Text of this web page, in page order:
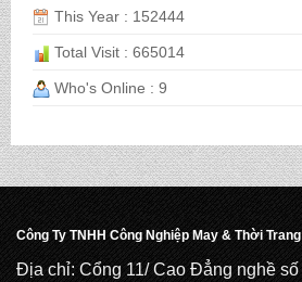
BALO HỌC SINH MS:
CẶP HỌC SINH MS: TN
CẶP HỌC SINH MS:
CẶP HỌC SINH MS:
This Year : 152444
Total Visit : 665014
Who's Online : 9
Công Ty TNHH Công Nghiệp May & Thời
Địa chỉ: Cổng 11/ Cao Đẳng nghề